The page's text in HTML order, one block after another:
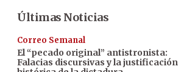
Últimas Noticias
Correo Semanal
El “pecado original” antistronista:
Falacias discursivas y la justificación